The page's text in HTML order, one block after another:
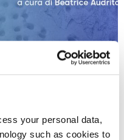
your personal data,
such as cookies to